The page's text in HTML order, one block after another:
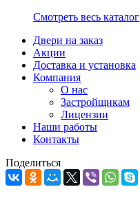
Смотреть весь каталог
Двери на заказ
Акции
Доставка и установка
Компания
О нас
Застройщикам
Лицензии
Наши работы
Контакты
Поделиться